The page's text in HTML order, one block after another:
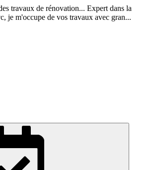
travaux de rénovation... Expert dans la
je m'occupe de vos travaux avec gran...